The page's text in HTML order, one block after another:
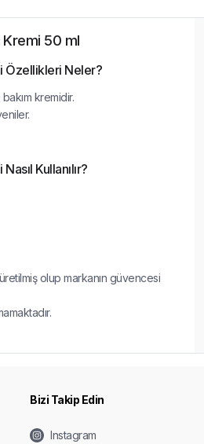
Kremi 50 ml
Özellikleri Neler?
kremidir.
Kullanılır?
olup markanın güvencesi
Bizi Takip Edin
Instagram